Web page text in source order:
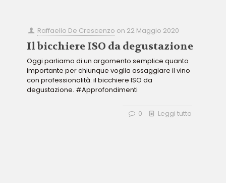
Raffaello De Crescenzo on 22 Maggio 2020
Il bicchiere ISO da degustazione
Oggi parliamo di un argomento semplice quanto
importante per chiunque voglia assaggiare il vino
con professionalità: il bicchiere ISO da
degustazione. #Approfondimenti
0 Leggi tutto